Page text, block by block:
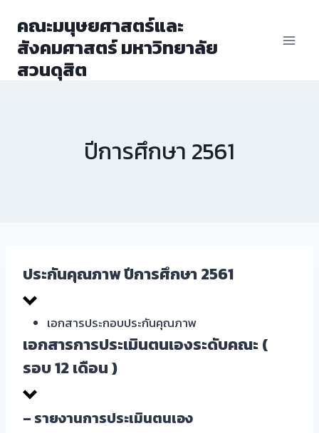
content
คณะมนุษยศาสตร์และ
สังคมศาสตร์ มหาวิทยาลัย
สวนดุสิต
ปีการศึกษา 2561
ประกันคุณภาพ ปีการศึกษา 2561
เอกสารประกอบประกันคุณภาพ
เอกสารการประเมินตนเองระดับคณะ (
รอบ 12 เดือน )
– รายงานการประเมินตนเอง